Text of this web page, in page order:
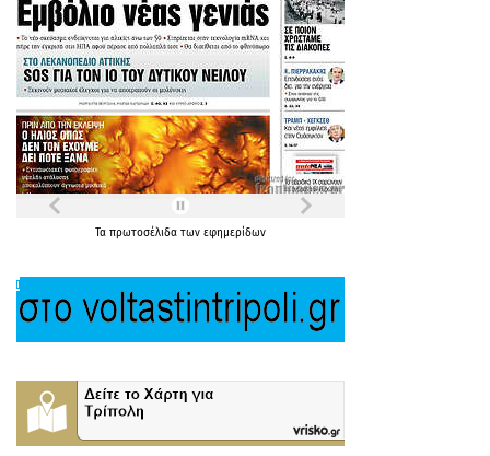
Τα πρωτοσέλιδα των εφημερίδων